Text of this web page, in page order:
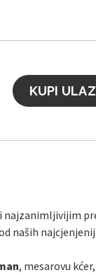
KUPI
najzanimljivijim
naših
, mesarovu